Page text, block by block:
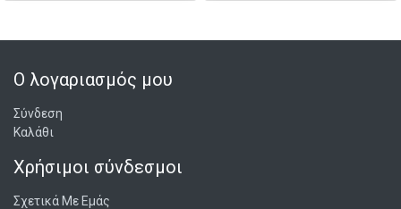
Ο λογαριασμός μου
Σύνδεση
Καλάθι
Χρήσιμοι σύνδεσμοι
Σχετικά Με Εμάς